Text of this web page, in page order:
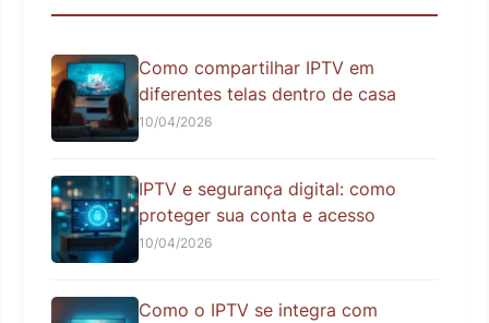
Como compartilhar IPTV em
diferentes telas dentro de casa
10/04/2026
IPTV e segurança digital: como
proteger sua conta e acesso
10/04/2026
Como o IPTV se integra com